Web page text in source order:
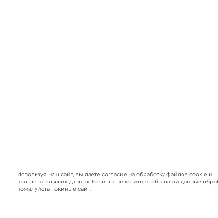
Используя наш сайт, вы даете согласие на обработку файлов cookie и
пользовательских данных. Если вы не хотите, чтобы ваши данные
пожалуйста покиньте сайт.